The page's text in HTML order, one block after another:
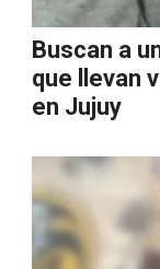
Buscan a
que llevan
en Jujuy